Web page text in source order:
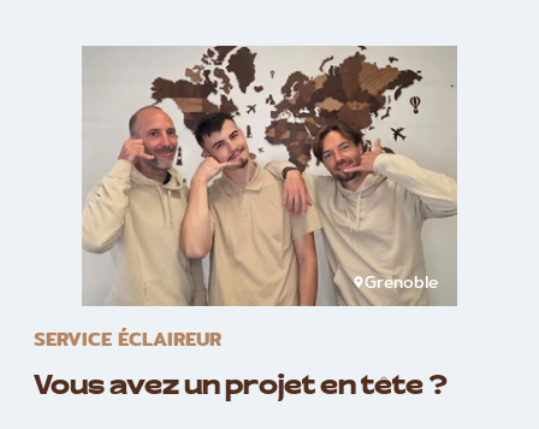
Grenoble
SERVICE ÉCLAIREUR
Vous avez un projet en tête ?